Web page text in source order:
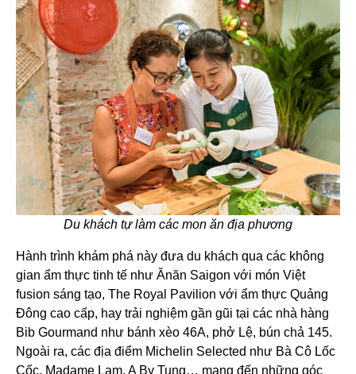
Du khách tự làm các mon ăn địa phương
Hành trình khám phá này đưa du khách qua các không
gian ẩm thực tinh tế như Ănăn Saigon với món Việt
fusion sáng tạo, The Royal Pavilion với ẩm thực Quảng
Đông cao cấp, hay trải nghiệm gần gũi tại các nhà hàng
Bib Gourmand như bánh xèo 46A, phở Lệ, bún chả 145.
Ngoài ra, các địa điểm Michelin Selected như Bà Cô Lốc
Cốc, Madame Lam, A By Tung… mang đến những góc